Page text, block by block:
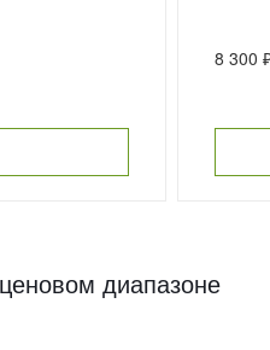
8 300
диапазоне